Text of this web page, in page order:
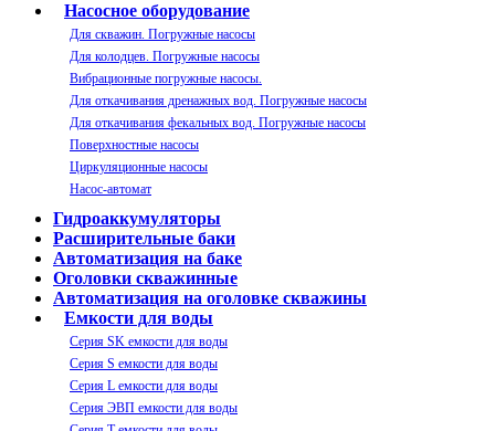
Насосное оборудование
Для скважин. Погружные насосы
Для колодцев. Погружные насосы
Вибрационные погружные насосы.
Для откачивания дренажных вод. Погружные насосы
Для откачивания фекальных вод. Погружные насосы
Поверхностные насосы
Циркуляционные насосы
Насос-автомат
Гидроаккумуляторы
Расширительные баки
Автоматизация на баке
Оголовки скважинные
Автоматизация на оголовке скважины
Емкости для воды
Серия SK емкости для воды
Серия S емкости для воды
Серия L емкости для воды
Серия ЭВП емкости для воды